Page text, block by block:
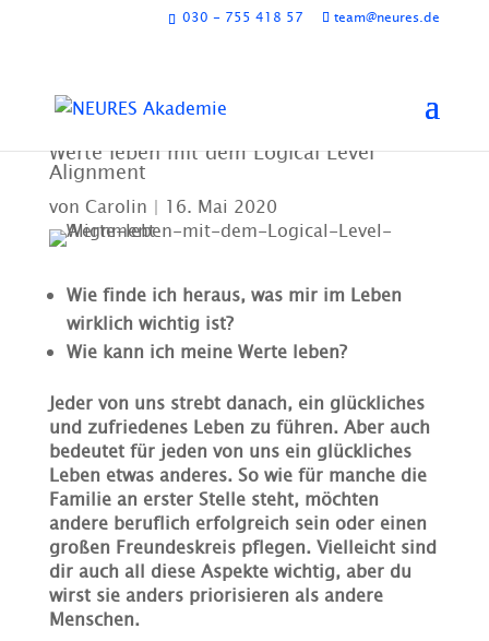
030 - 755 418 57 team@neures.de
Werte leben mit dem Logical Level
Alignment
von Carolin | 16. Mai 2020
Wie finde ich heraus, was mir im Leben
wirklich wichtig ist?
Wie kann ich meine Werte leben?
Jeder von uns strebt danach, ein glückliches
und zufriedenes Leben zu führen. Aber auch
bedeutet für jeden von uns ein glückliches
Leben etwas anderes. So wie für manche die
Familie an erster Stelle steht, möchten
andere beruflich erfolgreich sein oder einen
großen Freundeskreis pflegen. Vielleicht sind
dir auch all diese Aspekte wichtig, aber du
wirst sie anders priorisieren als andere
Menschen.